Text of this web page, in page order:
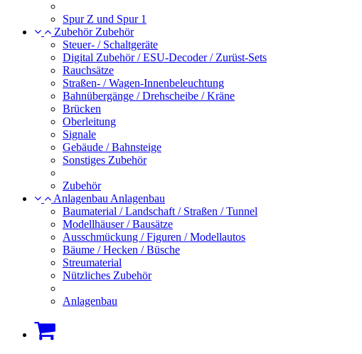
Spur Z und Spur 1
Zubehör Zubehör
Steuer- / Schaltgeräte
Digital Zubehör / ESU-Decoder / Zurüst-Sets
Rauchsätze
Straßen- / Wagen-Innenbeleuchtung
Bahnübergänge / Drehscheibe / Kräne
Brücken
Oberleitung
Signale
Gebäude / Bahnsteige
Sonstiges Zubehör
Zubehör
Anlagenbau Anlagenbau
Baumaterial / Landschaft / Straßen / Tunnel
Modellhäuser / Bausätze
Ausschmückung / Figuren / Modellautos
Bäume / Hecken / Büsche
Streumaterial
Nützliches Zubehör
Anlagenbau
Warenkorb